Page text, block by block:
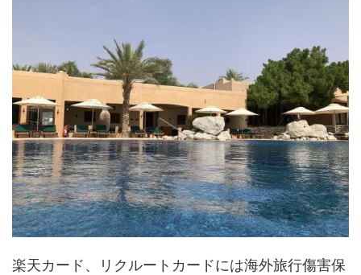
楽天カード、リクルートカードには海外旅行傷害保